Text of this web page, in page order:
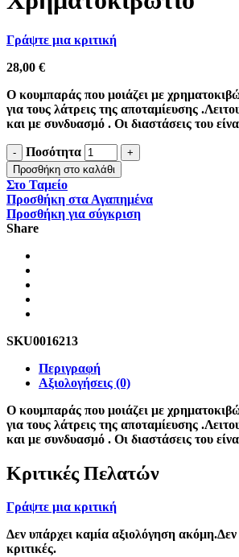
Γράψτε μια κριτική
28,00 €
Ο κουμπαράς που μοιάζει με
για τους λάτρεις της αποταμίευσης
και με συνδυασμό . Οι διαστάσεις του
Ποσότητα
Προσθήκη στο καλάθι
Στο Ταμείο
Προσθήκη στα Αγαπημένα
Προσθήκη για σύγκριση
Share
SKU0016213
Περιγραφή
Αξιολογήσεις (0)
Ο κουμπαράς που μοιάζει με
για τους λάτρεις της αποταμίευσης
και με συνδυασμό . Οι διαστάσεις του
Κριτικές Πελατών
Γράψτε μια κριτική
Δεν υπάρχει καμία αξιολόγηση
κριτικές.